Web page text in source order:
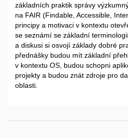
základních praktik správy
na FAIR (Findable, Accessible,
principy a motivaci v kontextu
se seznámí se základní
a diskusi si osvojí základy dobré
přednášky budou mít základní
v kontextu OS, budou schopni
projekty a budou znát zdroje pro
oblasti.